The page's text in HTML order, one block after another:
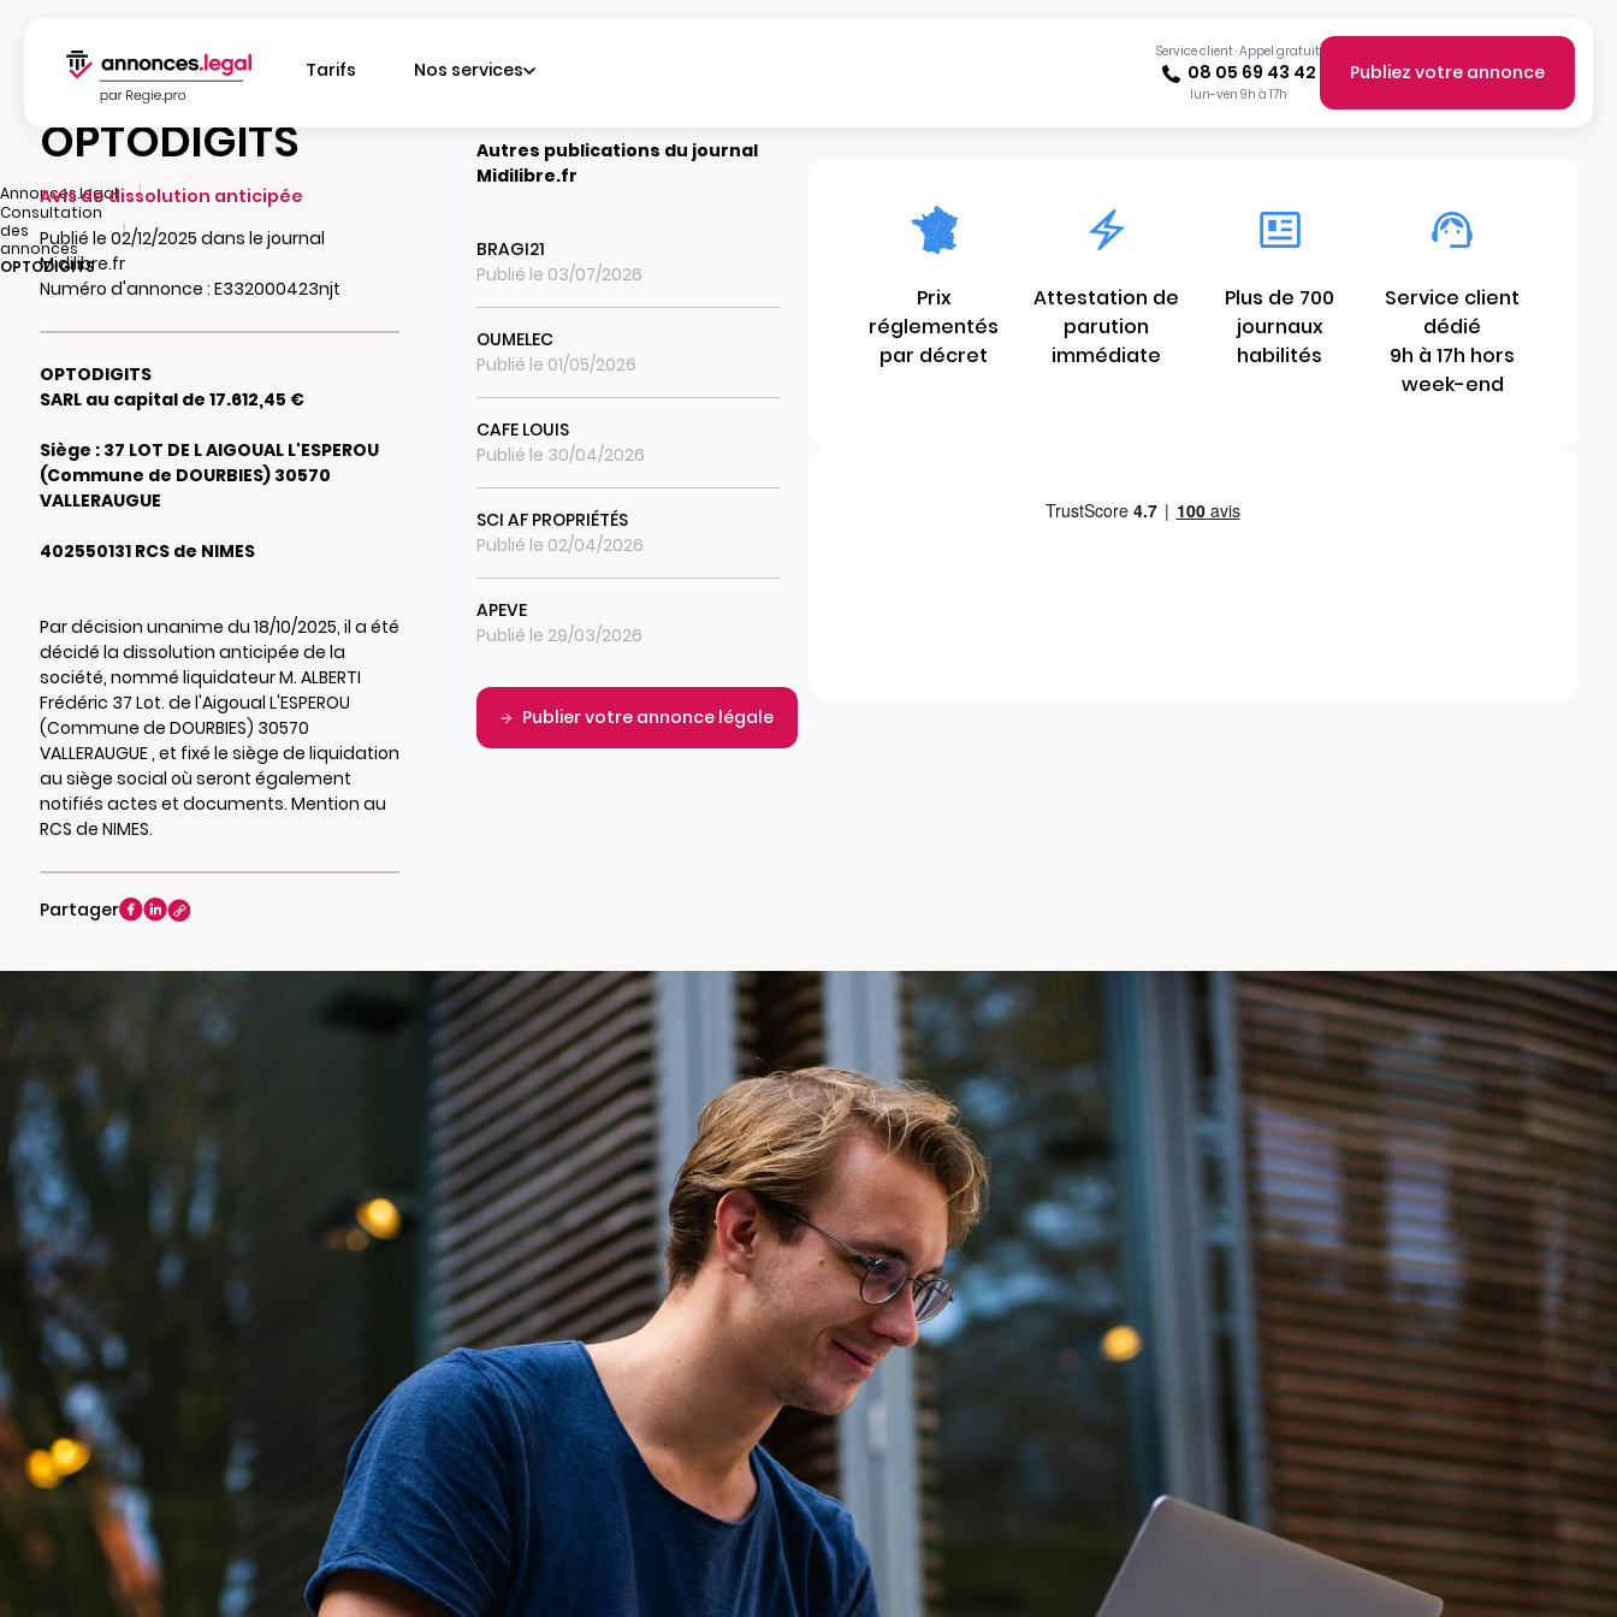
Tarifs Nos services
Service client · Appel gratuit
08 05 69 43 42
lun-ven 9h à 17h
Publiez votre annonce
Annonces.legal
|
Consultation
des
annonces
|
OPTODIGITS
OPTODIGITS
Avis de dissolution anticipée
Publié le 02/12/2025 dans le journal
Midilibre.fr
Numéro d'annonce : E332000423njt
OPTODIGITS
SARL au capital de 17.612,45 €
Siège : 37 LOT DE L AIGOUAL L'ESPEROU
(Commune de DOURBIES) 30570
VALLERAUGUE
402550131 RCS de NIMES
Par décision unanime du 18/10/2025, il a été
décidé la dissolution anticipée de la
société, nommé liquidateur M. ALBERTI
Frédéric 37 Lot. de l'Aigoual L'ESPEROU
(Commune de DOURBIES) 30570
VALLERAUGUE , et fixé le siège de liquidation
au siège social où seront également
notifiés actes et documents. Mention au
RCS de NIMES.
Partager
Autres publications du journal
Midilibre.fr
BRAGI21
Publié le 03/07/2026
OUMELEC
Publié le 01/05/2026
CAFE LOUIS
Publié le 30/04/2026
SCI AF PROPRIÉTÉS
Publié le 02/04/2026
APEVE
Publié le 29/03/2026
Publier votre annonce légale
Prix
réglementés
par décret
Attestation de
parution
immédiate
Plus de 700
journaux
habilités
Service client
dédié
9h à 17h hors
week-end